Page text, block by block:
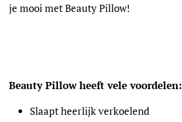
je mooi met Beauty Pillow!
Beauty Pillow heeft vele voordelen:
Slaapt heerlijk verkoelend